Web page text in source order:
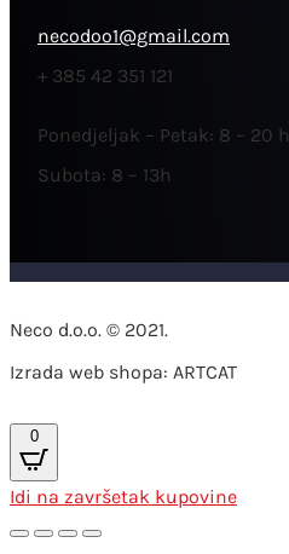
necodoo1@gmail.com
+ 385 42 351 121
Ponedjeljak – Petak: 8 – 20 h
Subota: 8 – 13h
Neco d.o.o. © 2021.
Izrada web shopa: ARTCAT
0
Idi na završetak kupovine